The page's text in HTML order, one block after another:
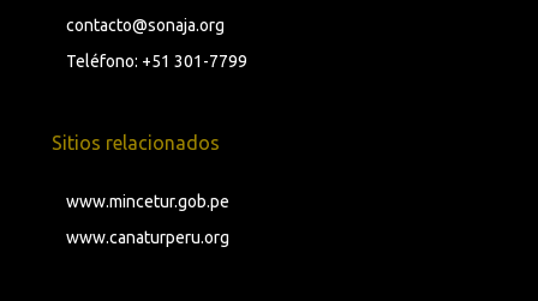
contacto@sonaja.org
Teléfono: +51 301-7799
Sitios relacionados
www.mincetur.gob.pe
www.canaturperu.org